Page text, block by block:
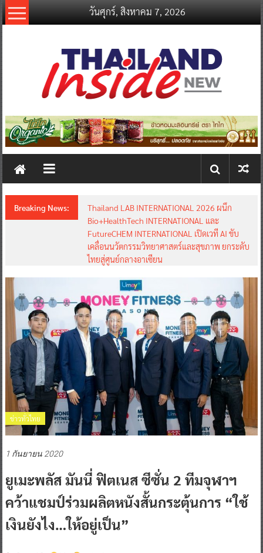
Skip
to
วันศุกร์, สิงหาคม 7, 2026
thailandinsidenew.com
Thailand
New
Breaking News:
Thailand LAB INTERNATIONAL 2026 ผนึก
Bio+HealthTech INTERNATIONAL และ
FutureCHEM INTERNATIONAL เปิดเวที AI ขับ
เคลื่อนนวัตกรรมวิทยาศาสตร์และสุขภาพ ยกระดับ
ไทยสู่ศูนย์กลางอาเซียน
ข่าวทั่วไทย
1 กันยายน 2020
ยูเมะพลัส มันนี่ ฟิตเนส ซีซั่น 2 ทีมจุฬาฯ
คว้าแชมป์ร่วมผลิตหนังสั้นกระตุ้นการ “ใช้
เงินยังไง…ให้อยู่เป็น”